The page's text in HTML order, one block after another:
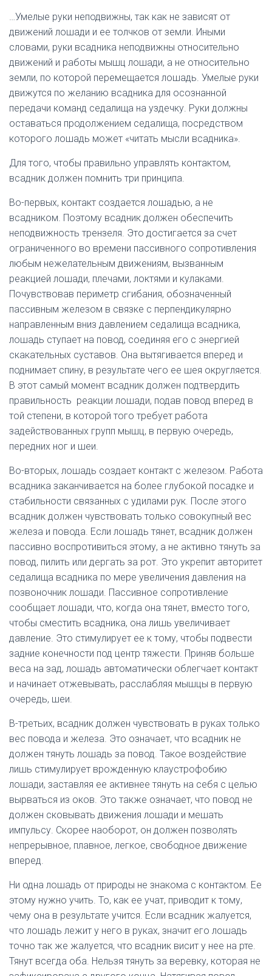
…Умелые руки неподвижны, так как не зависят от
движений лошади и ее толчков от земли. Иными
словами, руки всадника неподвижны относительно
движений и работы мышц лошади, а не относительно
земли, по которой перемещается лошадь. Умелые руки
движутся по желанию всадника для осознанной
передачи команд седалища на уздечку. Руки должны
оставаться продолжением седалища, посредством
которого лошадь может «читать мысли всадника».
Для того, чтобы правильно управлять контактом,
всадник должен помнить три принципа.
Во-первых, контакт создается лошадью, а не
всадником. Поэтому всадник должен обеспечить
неподвижность трензеля. Это достигается за счет
ограниченного во времени пассивного сопротивления
любым нежелательным движениям, вызванным
реакцией лошади, плечами, локтями и кулаками.
Почувствовав периметр сгибания, обозначенный
пассивным железом в связке с перпендикулярно
направленным вниз давлением седалища всадника,
лошадь ступает на повод, соединяя его с энергией
скакательных суставов. Она вытягивается вперед и
поднимает спину, в результате чего ее шея округляется.
В этот самый момент всадник должен подтвердить
правильность реакции лошади, подав повод вперед в
той степени, в которой того требует работа
задействованных групп мышц, в первую очередь,
передних ног и шеи.
Во-вторых, лошадь создает контакт с железом. Работа
всадника заканчивается на более глубокой посадке и
стабильности связанных с удилами рук. После этого
всадник должен чувствовать только совокупный вес
железа и повода. Если лошадь тянет, всадник должен
пассивно воспротивиться этому, а не активно тянуть за
повод, пилить или дергать за рот. Это укрепит авторитет
седалища всадника по мере увеличения давления на
позвоночник лошади. Пассивное сопротивление
сообщает лошади, что, когда она тянет, вместо того,
чтобы сместить всадника, она лишь увеличивает
давление. Это стимулирует ее к тому, чтобы подвести
задние конечности под центр тяжести. Приняв больше
веса на зад, лошадь автоматически облегчает контакт
и начинает отжевывать, расслабляя мышцы в первую
очередь, шеи.
В-третьих, всадник должен чувствовать в руках только
вес повода и железа. Это означает, что всадник не
должен тянуть лошадь за повод. Такое воздействие
лишь стимулирует врожденную клаустрофобию
лошади, заставляя ее активнее тянуть на себя с целью
вырваться из оков. Это также означает, что повод не
должен сковывать движения лошади и мешать
импульсу. Скорее наоборот, он должен позволять
непрерывное, плавное, легкое, свободное движение
вперед.
Ни одна лошадь от природы не знакома с контактом. Ее
этому нужно учить. То, как ее учат, приводит к тому,
чему она в результате учится. Если всадник жалуется,
что лошадь лежит у него в руках, значит его лошадь
точно так же жалуется, что всадник висит у нее на рте.
Тянут всегда оба. Нельзя тянуть за веревку, которая не